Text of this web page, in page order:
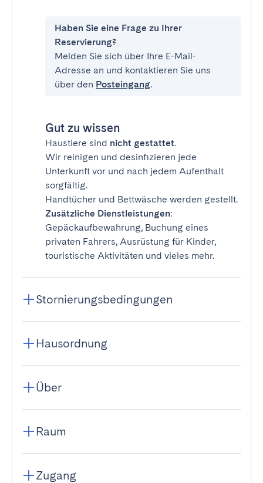
Haben Sie eine Frage zu Ihrer
Reservierung?
Melden Sie sich über Ihre E-Mail-
Adresse an und kontaktieren Sie uns
über den Posteingang.
Gut zu wissen
Haustiere sind nicht gestattet.
Wir reinigen und desinfizieren jede
Unterkunft vor und nach jedem Aufenthalt
sorgfältig.
Handtücher und Bettwäsche werden gestellt.
Zusätzliche Dienstleistungen:
Gepäckaufbewahrung, Buchung eines
privaten Fahrers, Ausrüstung für Kinder,
touristische Aktivitäten und vieles mehr.
Stornierungsbedingungen
Hausordnung
Über
Raum
Zugang